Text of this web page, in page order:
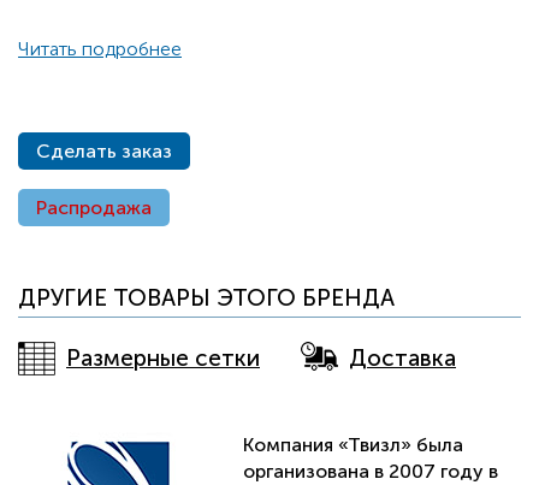
Читать подробнее
Сделать заказ
Распродажа
ДРУГИЕ ТОВАРЫ ЭТОГО БРЕНДА
Размерные сетки Доставка
Компания «Твизл» была
организована в 2007 году в